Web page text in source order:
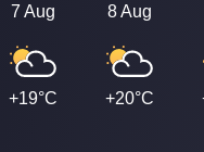
7 Aug
+19°C
8 Aug
+20°C